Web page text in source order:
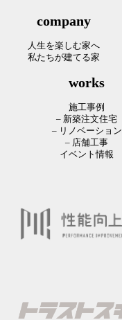
company
人生を楽しむ家へ
私たちが建てる家
works
施工事例
– 新築注文住宅
– リノベーション
– 店舗工事
イベント情報